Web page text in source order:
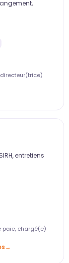
entretiens
paie, chargé(e)